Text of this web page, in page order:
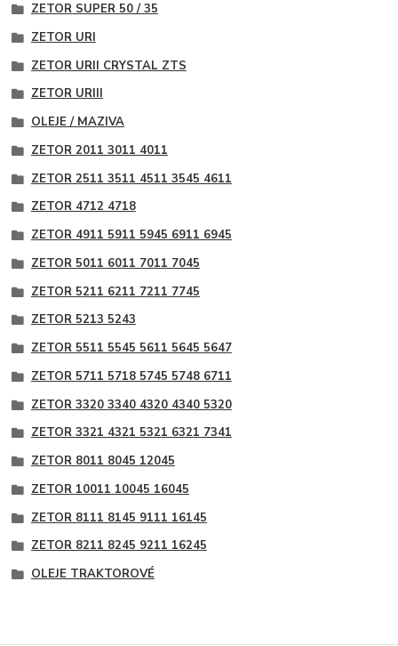
ZETOR SUPER 50 / 35
ZETOR URI
ZETOR URII CRYSTAL ZTS
ZETOR URIII
OLEJE / MAZIVA
ZETOR 2011 3011 4011
ZETOR 2511 3511 4511 3545 4611
ZETOR 4712 4718
ZETOR 4911 5911 5945 6911 6945
ZETOR 5011 6011 7011 7045
ZETOR 5211 6211 7211 7745
ZETOR 5213 5243
ZETOR 5511 5545 5611 5645 5647
ZETOR 5711 5718 5745 5748 6711
ZETOR 3320 3340 4320 4340 5320
ZETOR 3321 4321 5321 6321 7341
ZETOR 8011 8045 12045
ZETOR 10011 10045 16045
ZETOR 8111 8145 9111 16145
ZETOR 8211 8245 9211 16245
OLEJE TRAKTOROVÉ